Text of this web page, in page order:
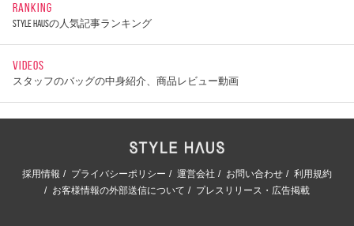
RANKING
STYLE HAUSの人気記事ランキング
VIDEOS
スタッフのバッグの中身紹介、商品レビュー動画
採用情報 プライバシーポリシー 運営会社 お問い合わせ
利用規約
お客様情報の外部送信について
プレスリリース・広告掲載